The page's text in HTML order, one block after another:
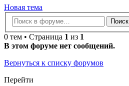
Новая тема
Поиск
0 тем • Страница 1 из 1
В этом форуме нет сообщений.
Вернуться к списку форумов
Перейти